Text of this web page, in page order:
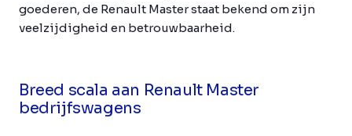
goederen, de Renault Master staat bekend om zijn
veelzijdigheid en betrouwbaarheid.
Breed scala aan Renault Master
bedrijfswagens